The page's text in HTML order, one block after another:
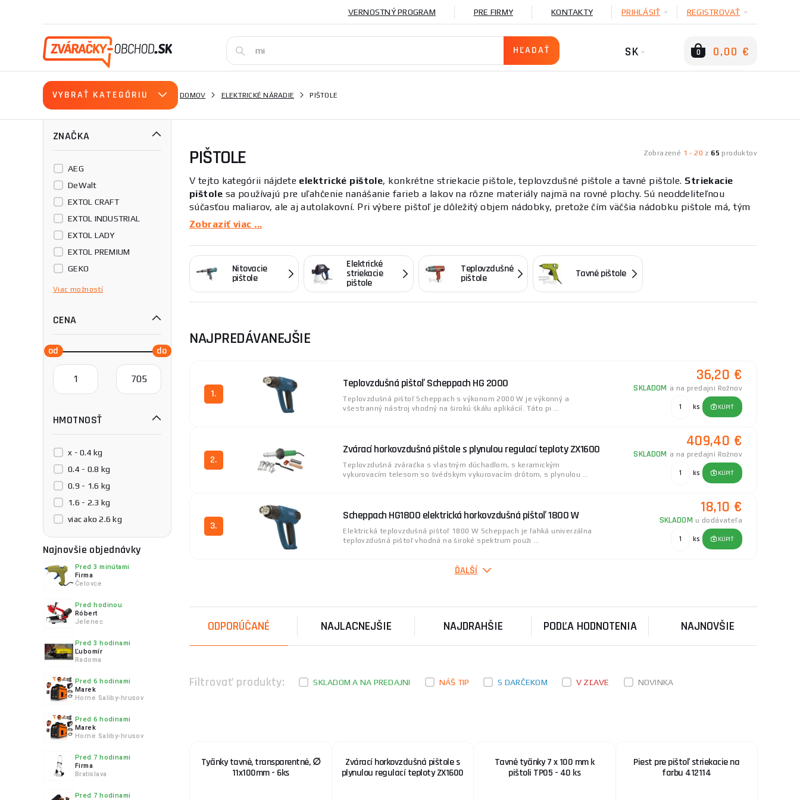
VERNOSTNÝ PROGRAM PRE FIRMY KONTAKTY PRIHLÁSIŤ REGISTROVAŤ
SK 0 0,00 €
VYBRAŤ KATEGÓRIU DOMOV ELEKTRICKÉ NÁRADIE PIŠTOLE
ZNAČKA
AEG
DeWalt
EXTOL CRAFT
EXTOL INDUSTRIAL
EXTOL LADY
EXTOL PREMIUM
GEKO
Genborx
HAZET
Procraft
ROTHENBERGER
Scheppach
Tuson
Viac možností
CENA
HMOTNOSŤ
x - 0.4 kg
0.4 - 0.8 kg
0.9 - 1.6 kg
1.6 - 2.3 kg
viac ako 2.6 kg
Najnovšie objednávky
Pred 3 minútami
Firma
Čelovce
Pred hodinou
Róbert
Jelenec
Pred 3 hodinami
Ľubomír
Radoma
Pred 6 hodinami
Marek
Horne Saliby-hrusov
Pred 6 hodinami
Marek
Horne Saliby-hrusov
Pred 7 hodinami
Firma
Bratislava
Pred 7 hodinami
Zobrazené 1 -20 z 65 produktov
PIŠTOLE
V tejto kategórii nájdete elektrické pištole, konkrétne striekacie pištole, teplovzdušné pištole a tavné pištole. Striekacie
pištole sa používajú pre uľahčenie nanášanie farieb a lakov na rôzne materiály najmä na rovné plochy. Sú neoddeliteľnou
súčasťou maliarov, ale aj autolakovní. Pri výbere pištoľ je dôležitý objem nádobky, pretože čím väčšia nádobku pištole má, tým
dlhšie sníva môžete pracovať. Výhodou striekacích pištolí je možnosť regulácie množstva farby.
Teplovzdušné pištolesa uplatní pri odstraňovaní starých náterov, nálepiek, vysušovanie, rozmrazovanie a tiež k dekoračným a
dokončovacím prácam, ale tiež ich môžete použiť pre uľahčenie ohýbanie rúrok. Horúcim vzduchom sa tiež rýchlo zbavíte aj
buriny v špárach zámkovej dlažby.Tavné pištolemajú široké uplatnenie. Nájdu svoje uplatnenie nielen pri výrobe dekorácií, ale
každý. Ponúkame tiež príslušenstvo. Nájdete tu rôzne nadstavce, tavné tyčinky a ďalšie. Stačí si len vybrať. O radu pri výbere,
kúpe či platbe nás neváhajte kontaktovať, radi Vám pomôžeme.
Zobraziť viac ...
Nitovacie
pištole
Elektrické
striekacie
pištole
Teplovzdušné
pištole Tavné pištole
NAJPREDÁVANEJŠIE
1.
Teplovzdušná pištoľ Scheppach HG 2000
Teplovzdušná pištoľ Scheppach s výkonom 2000 W je výkonný a
všestranný nástroj vhodný na širokú škálu aplikácií. Táto pi ...
36,20 €
SKLADOM a na predajni Rožnov
ks KÚPIŤ
2.
Zvárací horkovzdušná pištole s plynulou regulací teploty ZX1600
Teplovzdušná zváračka s vlastným dúchadlom, s keramickým
vykurovacím telesom so švédskym vykurovacím drôtom, s plynulou ...
409,40 €
SKLADOM a na predajni Rožnov
ks KÚPIŤ
3.
Scheppach HG1800 elektrická horkovzdušná pištoľ 1800 W
Elektrická teplovzdušná pištoľ 1800 W Scheppach je ľahká univerzálna
teplovzdušná pištoľ vhodná na široké spektrum použi ...
18,10 €
SKLADOM u dodávateľa
ks KÚPIŤ
ks
Elektrická striekacia pištoľ TUSON 450W
Tyčinky tavné, transparentné, ∅ 7,2x100mm - 12ks 1,30 €
ĎALŠÍ
ODPORÚČANÉ NAJLACNEJŠIE NAJDRAHŠIE PODĽA HODNOTENIA NAJNOVŠIE
Filtrovať produkty: SKLADOM A NA PREDAJNI NÁŠ TIP S DARČEKOM V ZĽAVE NOVINKA
Tyčinky tavné, transparentné, ∅
11x100mm - 6ks
Zvárací horkovzdušná pištole s
plynulou regulací teploty ZX1600
Tavné tyčinky 7 x 100 mm k
pištoli TP05 - 40 ks
Piest pre pištoľ striekacie na
farbu 412114